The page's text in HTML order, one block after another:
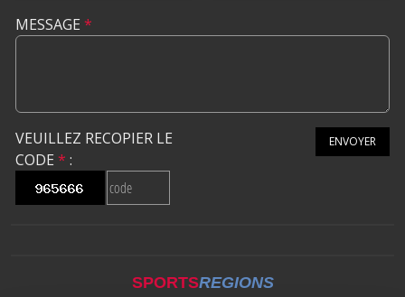
MESSAGE *
VEUILLEZ RECOPIER LE
CODE * :
ENVOYER
SPORTSREGIONS